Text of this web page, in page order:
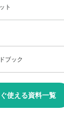
ト
ブック
使える資料一覧